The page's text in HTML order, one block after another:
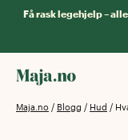
Få rask legehjelp –
Maja.no / Blogg / Hud /